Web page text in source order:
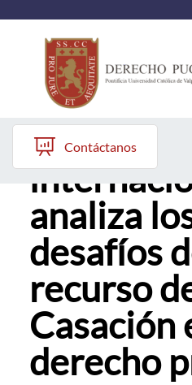
Quiénes somos
Estudiantes y Admisión
Postgrados y Formación Continua
Investigación y Biblioteca
Vinculación con el Medio y Alumni
Contáctanos
Seminario
analiza
desafíos
recurso
Casación
derecho